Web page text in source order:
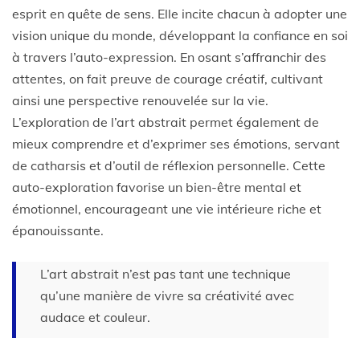
esprit en quête de sens. Elle incite chacun à adopter une
vision unique du monde, développant la confiance en soi
à travers l’auto-expression. En osant s’affranchir des
attentes, on fait preuve de courage créatif, cultivant
ainsi une perspective renouvelée sur la vie.
L’exploration de l’art abstrait permet également de
mieux comprendre et d’exprimer ses émotions, servant
de catharsis et d’outil de réflexion personnelle. Cette
auto-exploration favorise un bien-être mental et
émotionnel, encourageant une vie intérieure riche et
épanouissante.
L’art abstrait n’est pas tant une technique
qu’une manière de vivre sa créativité avec
audace et couleur.